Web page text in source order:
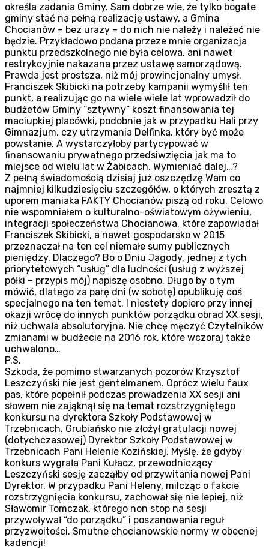
określa zadania Gminy. Sam dobrze wie, że tylko bogate
gminy stać na pełną realizację ustawy, a Gmina
Chocianów – bez urazy – do nich nie należy i należeć nie
będzie. Przykładowo podana przeze mnie organizacja
punktu przedszkolnego nie była celowa, ani nawet
restrykcyjnie nakazana przez ustawę samorządową.
Prawda jest prostsza, niż mój prowincjonalny umysł.
Franciszek Skibicki na potrzeby kampanii wymyślił ten
punkt, a realizując go na wiele wiele lat wprowadził do
budżetów Gminy “sztywny” koszt finansowania tej
maciupkiej placówki, podobnie jak w przypadku Hali przy
Gimnazjum, czy utrzymania Delfinka, który być może
powstanie. A wystarczyłoby partycypować w
finansowaniu prywatnego przedsiwzięcia jak ma to
miejsce od wielu lat w Żabicach. Wymieniać dalej…?
Z pełną świadomością dzisiaj już oszczędzę Wam co
najmniej kilkudziesięciu szczegółów, o których zresztą z
uporem maniaka FAKTY Chocianów piszą od roku. Celowo
nie wspomniałem o kulturalno-oświatowym ożywieniu,
integracji społeczeństwa Chocianowa, które zapowiadał
Franciszek Skibicki, a nawet gospodarsko w 2015
przeznaczał na ten cel niemałe sumy publicznych
pieniędzy. Dlaczego? Bo o Dniu Jagody, jednej z tych
priorytetowych “usług” dla ludności (usług z wyższej
półki – przypis mój) napiszę osobno. Długo by o tym
mówić, dlatego za parę dni (w sobotę) opublikuję coś
specjalnego na ten temat. I niestety dopiero przy innej
okazji wrócę do innych punktów porządku obrad XX sesji,
niż uchwała absolutoryjna. Nie chcę męczyć Czytelników
zmianami w budżecie na 2016 rok, które wczoraj także
uchwalono…
P.S.
Szkoda, że pomimo stwarzanych pozorów Krzysztof
Leszczyński nie jest gentelmanem. Oprócz wielu faux
pas, które popełnił podczas prowadzenia XX sesji ani
słowem nie zająknął się na temat rozstrzygniętego
konkursu na dyrektora Szkoły Podstawowej w
Trzebnicach. Grubiańsko nie złożył gratulacji nowej
(dotychczasowej) Dyrektor Szkoły Podstawowej w
Trzebnicach Pani Helenie Kozińskiej. Myślę, że gdyby
konkurs wygrała Pani Kułacz, przewodniczący
Leszczyński sesję zacząłby od przywitania nowej Pani
Dyrektor. W przypadku Pani Heleny, milcząc o fakcie
rozstrzygnięcia konkursu, zachował się nie lepiej, niż
Sławomir Tomczak, którego non stop na sesji
przywoływał “do porządku” i poszanowania reguł
przyzwoitości. Smutne chocianowskie normy w obecnej
kadencji!